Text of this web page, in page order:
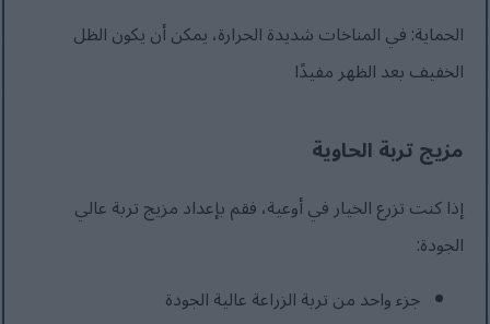
الحماية: في المناخات شديدة الحرارة، يمكن أن يكون الظل
الخفيف بعد الظهر مفيدًا
مزيج تربة الحاوية
إذا كنت تزرع الخيار في أوعية، فقم بإعداد مزيج تربة عالي
الجودة:
جزء واحد من تربة الزراعة عالية الجودة